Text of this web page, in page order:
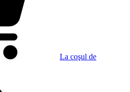
La coşul de